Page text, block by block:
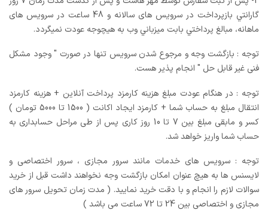
گارانتي بازپرداخت در سرویس های سالانه و 48 ساعت در سرویس های
ماهانه، مبالغ پرداختي بابت ميزباني وب به هيچوجه عودت نميگردد.
توجه : بازگشت وجه و مرجوع شدن سرویس تنها در صورت " وجود مشکل
فنی غیر قابل حل " انجام پذیر هست.
توجه : در هنگام عودت مبلغ هزینه کارمزد پرداخت آنلاین + هزینه کارمزد
انتقال مبلغ به حساب شما + کارمزد ایجاد اکانت ( 1500 تا 5000 تومان )
کسر و مابقی مبلغ بین 7 تا 10 روز کاری پس از طی مراحل حسابداری به
حساب شما واریز خواهد شد.
توجه : سرویس های خدمات مانند سرور مجازی ، سرور اختصاصی و
لایسنس ها به هیچ عنوان امکان بازگشت وجه نخواهند داشت قبل از خرید
سوالات لازم را انجام و با دقت خرید نمایید. ( مدت زمان تحویل سرور های
مجازی و اختصاصی بین 24 تا 72 ساعت می باشد )